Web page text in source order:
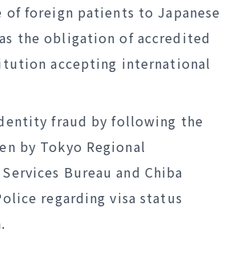
of foreign patients to Japanese
the obligation of accredited
accepting international
fraud by following the
by Tokyo Regional
Bureau and Chiba
regarding visa status